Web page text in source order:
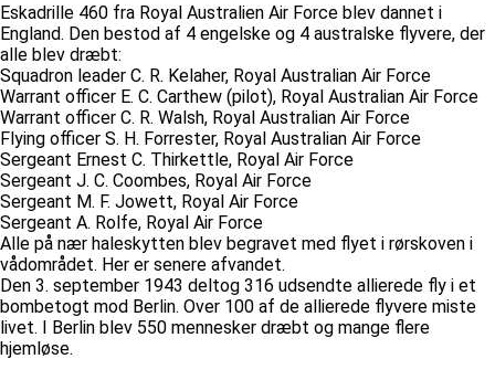
Eskadrille 460 fra Royal Australien Air Force blev dannet i
England. Den bestod af 4 engelske og 4 australske flyvere, der
alle blev dræbt:
Squadron leader C. R. Kelaher, Royal Australian Air Force
Warrant officer E. C. Carthew (pilot), Royal Australian Air Force
Warrant officer C. R. Walsh, Royal Australian Air Force
Flying officer S. H. Forrester, Royal Australian Air Force
Sergeant Ernest C. Thirkettle, Royal Air Force
Sergeant J. C. Coombes, Royal Air Force
Sergeant M. F. Jowett, Royal Air Force
Sergeant A. Rolfe, Royal Air Force
Alle på nær haleskytten blev begravet med flyet i rørskoven i
vådområdet. Her er senere afvandet.
Den 3. september 1943 deltog 316 udsendte allierede fly i et
bombetogt mod Berlin. Over 100 af de allierede flyvere miste
livet. I Berlin blev 550 mennesker dræbt og mange flere
hjemløse.